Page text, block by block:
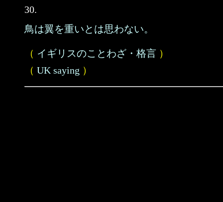
30.
鳥は翼を重いとは思わない。
（ イギリスのことわざ・格言 ）
（ UK saying ）